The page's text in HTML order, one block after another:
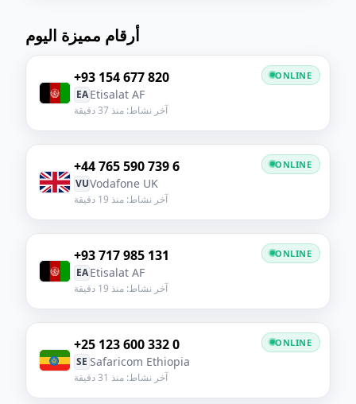
أرقام مميزة اليوم
+93 154 677 820
EA Etisalat AF
آخر نشاط: منذ 37 دقيقة
ONLINE
+44 765 590 739 6
VUVodafone UK
آخر نشاط: منذ 19 دقيقة
ONLINE
+93 717 985 131
EA Etisalat AF
آخر نشاط: منذ 19 دقيقة
ONLINE
+25 123 600 332 0
SE Safaricom Ethiopia
آخر نشاط: منذ 31 دقيقة
ONLINE